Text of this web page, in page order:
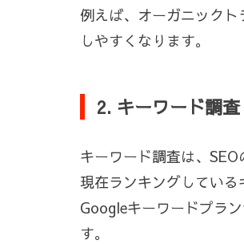
例えば、オーガニック
しやすくなります。
2. キーワード調査
キーワード調査は、SEO
現在ランキングしている
Googleキーワードプラ
す。